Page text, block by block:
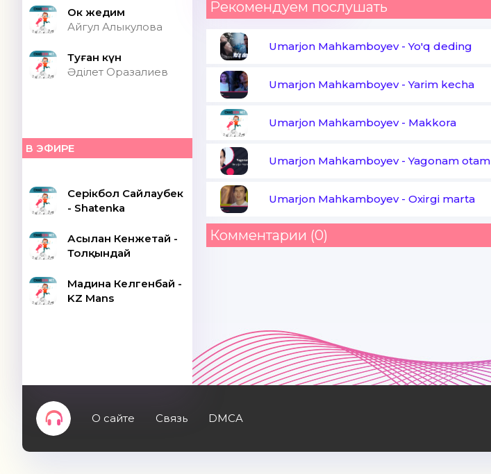
Ок жедим
Айгул Алыкулова
Туған күн
Әділет Оразалиев
В ЭФИРЕ
Серікбол Сайлаубек
- Shatenka
Асылан Кенжетай -
Толқындай
Мадина Келгенбай -
KZ Mans
Рекомендуем послушать
Umarjon Mahkamboyev-Yo'q deding
Umarjon Mahkamboyev-Yarim kecha
Umarjon Mahkamboyev- Makkora
Umarjon Mahkamboyev-Yagonam otam
Umarjon Mahkamboyev- Oxirgi marta
Комментарии (0)
О сайте Связь DMCA